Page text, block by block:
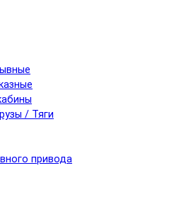
/ Тяги
привода